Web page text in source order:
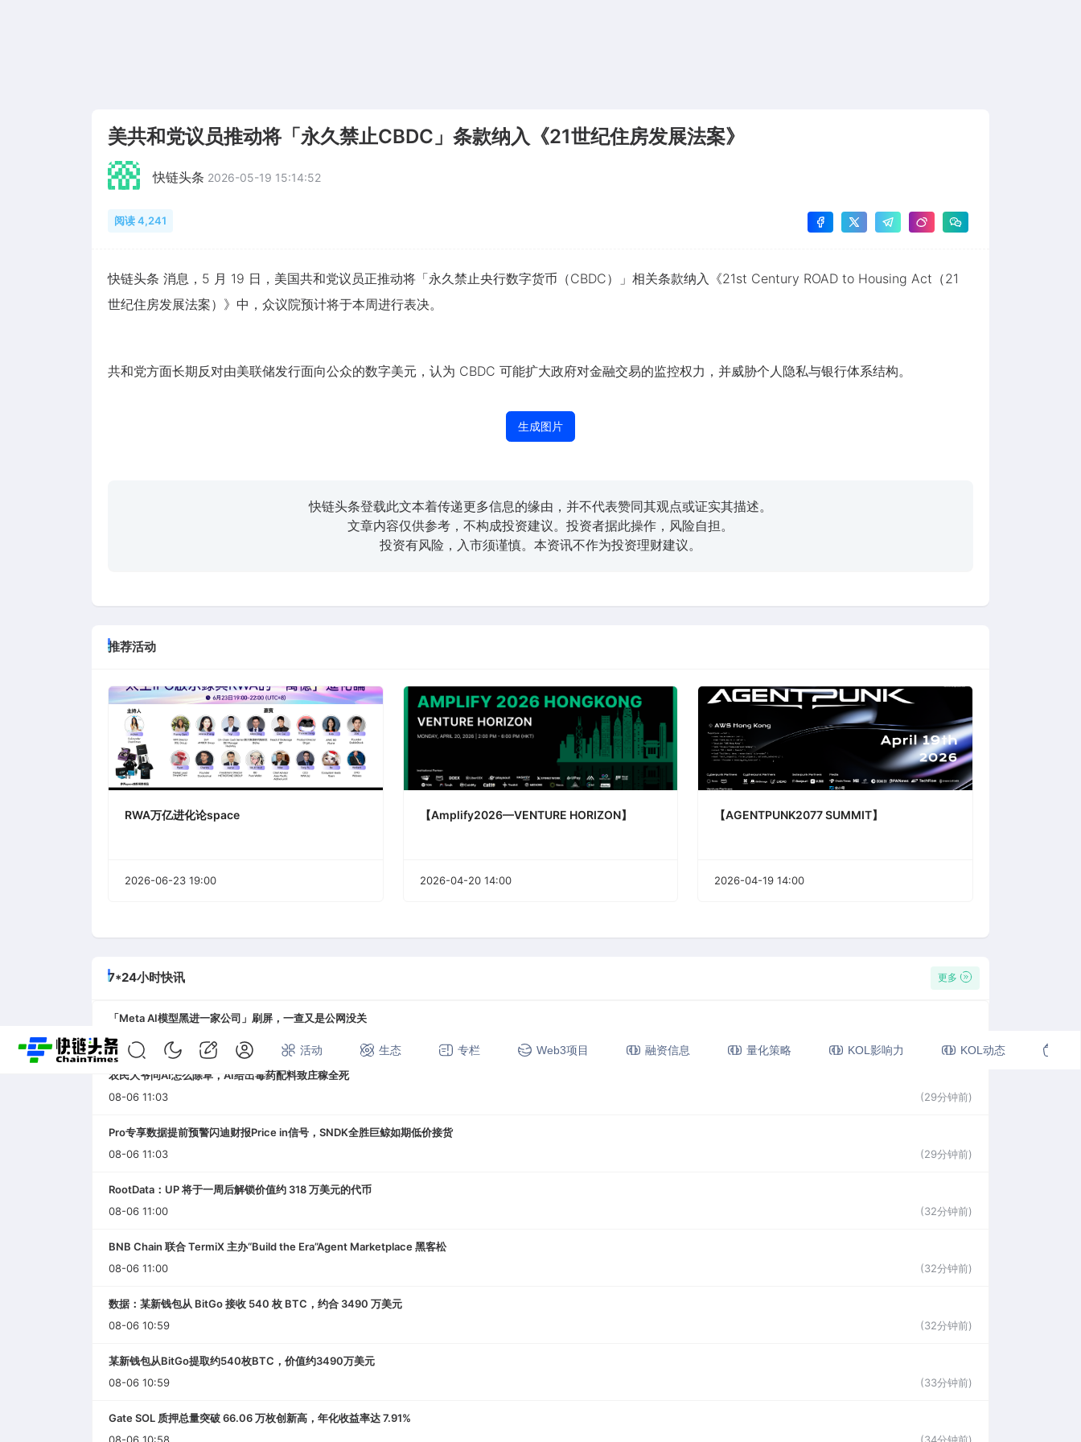
首页 快讯 专题 活动 生态 专栏 Web3项目 融资信息 量化策略 KOL影响力 KOL动态
美共和党议员推动将「永久禁止CBDC」条款纳入《21世纪住房发展法案》
快链头条 2026-05-19 15:14:52
阅读 4,241
快链头条 消息，5 月 19 日，美国共和党议员正推动将「永久禁止央行数字货币（CBDC）」相关条款纳入《21st Century ROAD to Housing Act（21
世纪住房发展法案）》中，众议院预计将于本周进行表决。
共和党方面长期反对由美联储发行面向公众的数字美元，认为 CBDC 可能扩大政府对金融交易的监控权力，并威胁个人隐私与银行体系结构。
生成图片
快链头条登载此文本着传递更多信息的缘由，并不代表赞同其观点或证实其描述。
文章内容仅供参考，不构成投资建议。投资者据此操作，风险自担。
投资有风险，入市须谨慎。本资讯不作为投资理财建议。
推荐活动
RWA万亿进化论space
2026-06-23 19:00
【Amplify2026—VENTURE HORIZON】
2026-04-20 14:00
【AGENTPUNK2077 SUMMIT】
2026-04-19 14:00
7*24小时快讯 更多
「Meta AI模型黑进一家公司」刷屏，一查又是公网没关
08-06 11:06
农民大爷问AI怎么除草，AI给出毒药配料致庄稼全死
08-06 11:03
(29分钟前)
Pro专享数据提前预警闪迪财报Price in信号，SNDK全胜巨鲸如期低价接货
08-06 11:03
(29分钟前)
RootData：UP 将于一周后解锁价值约 318 万美元的代币
08-06 11:00
(32分钟前)
BNB Chain 联合 TermiX 主办“Build the Era”Agent Marketplace 黑客松
08-06 11:00
(32分钟前)
数据：某新钱包从 BitGo 接收 540 枚 BTC，约合 3490 万美元
08-06 10:59
(32分钟前)
某新钱包从BitGo提取约540枚BTC，价值约3490万美元
08-06 10:59
(33分钟前)
Gate SOL 质押总量突破 66.06 万枚创新高，年化收益率达 7.91%